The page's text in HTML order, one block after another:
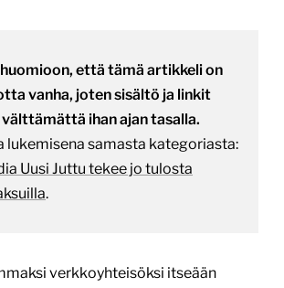
että tämä artikkeli on
vanha, joten sisältö ja linkit
ihan ajan tasalla.
lukemisena samasta kategoriasta:
Uusi Juttu tekee jo tulosta
.
verkkoyhteisöksi itseään